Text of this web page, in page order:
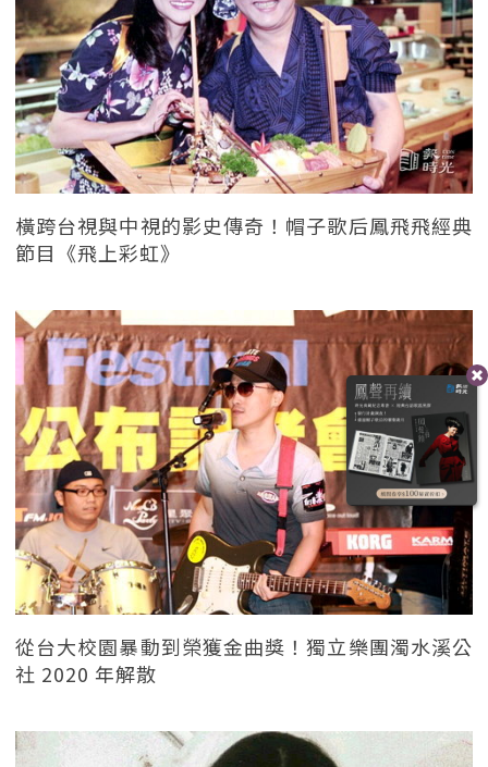
橫跨台視與中視的影史傳奇！帽子歌后鳳飛飛經典
節目《飛上彩虹》
從台大校園暴動到榮獲金曲獎！獨立樂團濁水溪公
社 2020 年解散